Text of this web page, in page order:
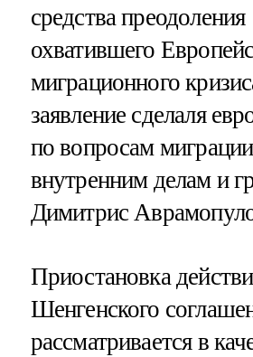
средства преодоления
охватившего
миграционного
заявление сделаля
по вопросам
внутренним делам и
Димитрис
Приостановка
Шенгенского
рассматривается в